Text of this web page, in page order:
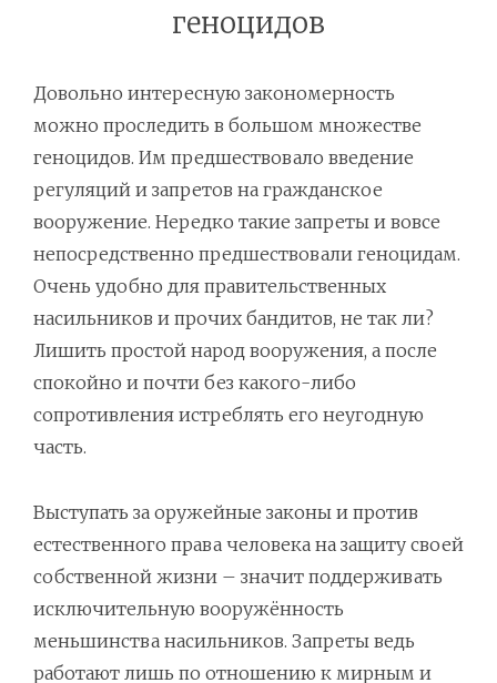
геноцидов
Довольно интересную закономерность
можно проследить в большом множестве
геноцидов. Им предшествовало введение
регуляций и запретов на гражданское
вооружение. Нередко такие запреты и вовсе
непосредственно предшествовали геноцидам.
Очень удобно для правительственных
насильников и прочих бандитов, не так ли?
Лишить простой народ вооружения, а после
спокойно и почти без какого-либо
сопротивления истреблять его неугодную
часть.
Выступать за оружейные законы и против
естественного права человека на защиту своей
собственной жизни – значит поддерживать
исключительную вооружённость
меньшинства насильников. Запреты ведь
работают лишь по отношению к мирным и